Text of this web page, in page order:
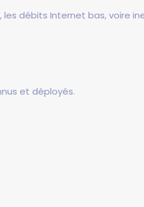
débits Internet bas, voire
et déployés.